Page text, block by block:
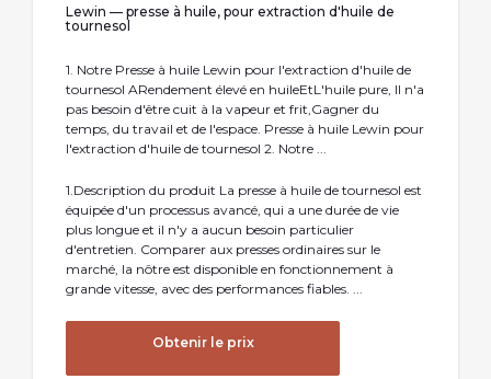
Lewin — presse à huile, pour extraction d'huile de
tournesol
1. Notre Presse à huile Lewin pour l'extraction d'huile de
tournesol ARendement élevé en huileEtL'huile pure, Il n'a
pas besoin d'être cuit à la vapeur et frit,Gagner du
temps, du travail et de l'espace. Presse à huile Lewin pour
l'extraction d'huile de tournesol 2. Notre ...
1.Description du produit La presse à huile de tournesol est
équipée d'un processus avancé, qui a une durée de vie
plus longue et il n'y a aucun besoin particulier
d'entretien. Comparer aux presses ordinaires sur le
marché, la nôtre est disponible en fonctionnement à
grande vitesse, avec des performances fiables. ...
Obtenir le prix